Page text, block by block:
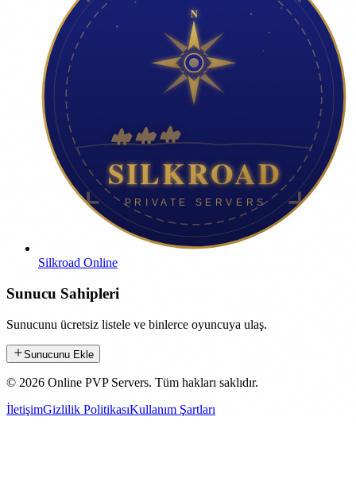
Silkroad Online
Sunucu Sahipleri
Sunucunu ücretsiz listele ve binlerce oyuncuya ulaş.
Sunucunu Ekle
© 2026 Online PVP Servers. Tüm hakları saklıdır.
İletişimGizlilik PolitikasıKullanım Şartları